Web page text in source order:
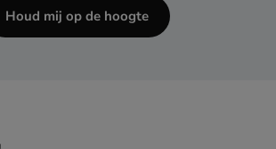
Houd mij op de hoogte